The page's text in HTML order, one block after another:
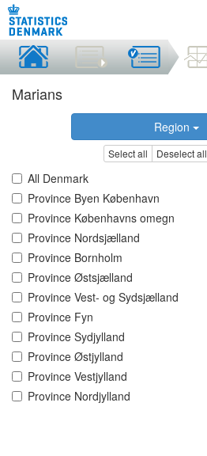
Marians
Region
Select all Deselect all
All Denmark
Province Byen København
Province Københavns omegn
Province Nordsjælland
Province Bornholm
Province Østsjælland
Province Vest- og Sydsjælland
Province Fyn
Province Sydjylland
Province Østjylland
Province Vestjylland
Province Nordjylland